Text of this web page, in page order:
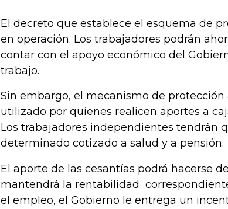
El decreto que establece el esquema de
en operación. Los trabajadores podrán
contar con el apoyo económico del
trabajo.
Sin embargo, el mecanismo de protección
utilizado por quienes realicen aportes a
Los trabajadores independientes tendrán
determinado cotizado a salud y a pensión.
El aporte de las cesantías podrá hacerse
mantendrá la rentabilidad
el empleo, el Gobierno le entrega un